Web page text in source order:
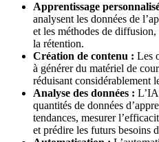
Apprentissage
analysent les données de
et les méthodes de
la rétention.
Création de contenu : Les
à générer du matériel de
réduisant considérablement
Analyse des données :
quantités de données
tendances, mesurer
et prédire les futurs besoins